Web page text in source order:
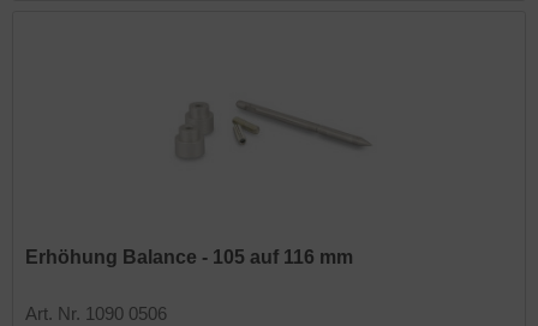
Erhöhung Balance - 105 auf 116 mm
Art. Nr. 1090 0506